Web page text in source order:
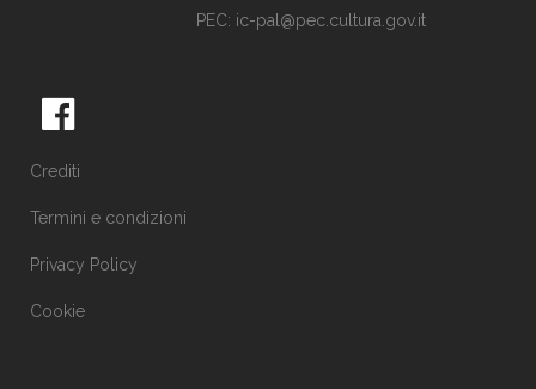
PEC: ic-pal@pec.cultura.gov.it
Crediti
Termini e condizioni
Privacy Policy
Cookie